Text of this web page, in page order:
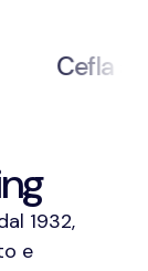
Cefla a
1932,
e